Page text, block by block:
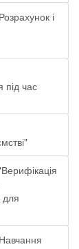
і
під час
для